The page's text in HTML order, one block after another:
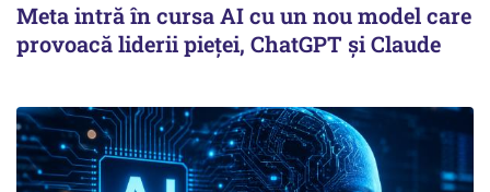
Meta intră în cursa AI cu un nou model care
provoacă liderii pieței, ChatGPT și Claude